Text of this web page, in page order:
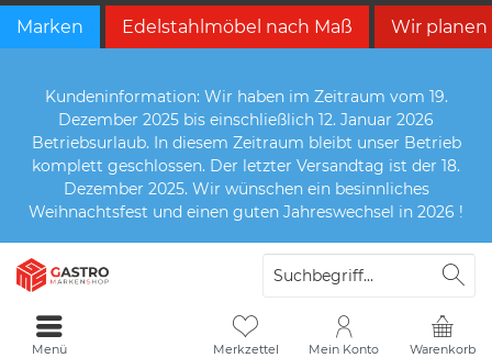
Marken Edelstahlmöbel nach Maß Wir planen
Kundeninformation: Wir haben im Zeitraum vom 19.
Dezember 2025 bis einschließlich 12. Januar 2026
Betriebsurlaub. In diesem Zeitraum bleibt unser Betrieb
komplett geschlossen. Der letzter Versandtag ist der 18.
Dezember 2025. Wir wünschen ein besinnliches
Weihnachtsfest und einen guten Jahreswechsel in 2026 !
Warenkorb
Merkzettel Mein Konto
Menü